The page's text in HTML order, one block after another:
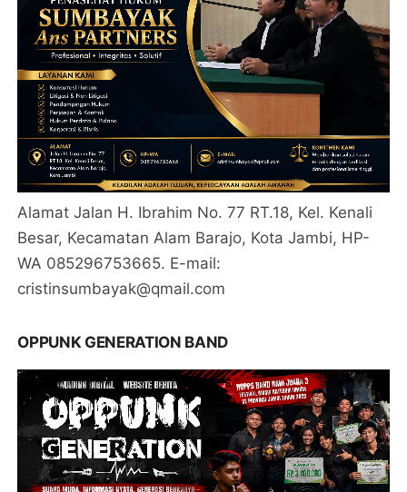
Alamat Jalan H. Ibrahim No. 77 RT.18, Kel. Kenali
Besar, Kecamatan Alam Barajo, Kota Jambi, HP-
WA 085296753665. E-mail:
cristinsumbayak@qmail.com
OPPUNK GENERATION BAND